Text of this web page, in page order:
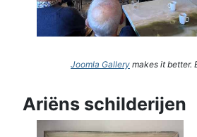
Joomla Gallery makes it better.
Ariëns schilderijen